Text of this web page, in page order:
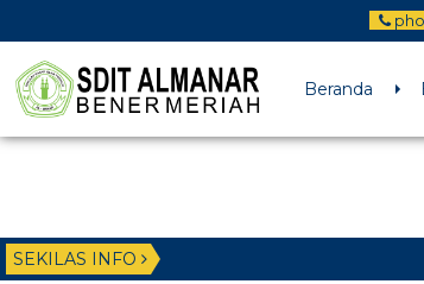
Beranda
SEKILAS INFO